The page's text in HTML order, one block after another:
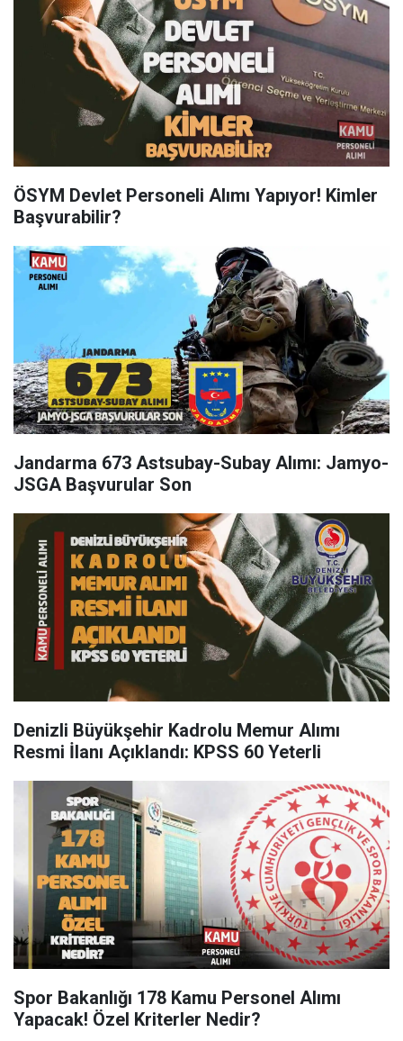
ÖSYM Devlet Personeli Alımı Yapıyor! Kimler
Başvurabilir?
Jandarma 673 Astsubay-Subay Alımı: Jamyo-
JSGA Başvurular Son
Denizli Büyükşehir Kadrolu Memur Alımı
Resmi İlanı Açıklandı: KPSS 60 Yeterli
Spor Bakanlığı 178 Kamu Personel Alımı
Yapacak! Özel Kriterler Nedir?